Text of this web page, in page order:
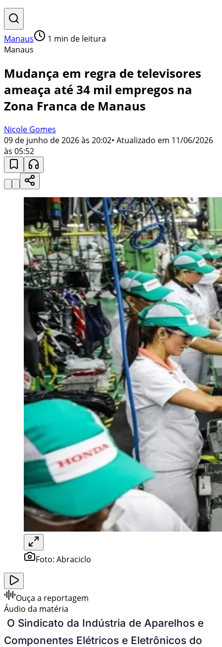
Manaus 1 min de leitura
Manaus
Mudança em regra de televisores
ameaça até 34 mil empregos na
Zona Franca de Manaus
Nicole Gomes
09 de junho de 2026 às 20:02• Atualizado em 11/06/2026
às 05:52
Foto: Abraciclo
Ouça a reportagem
Áudio da matéria
O Sindicato da Indústria de Aparelhos e
Componentes Elétricos e Eletrônicos do